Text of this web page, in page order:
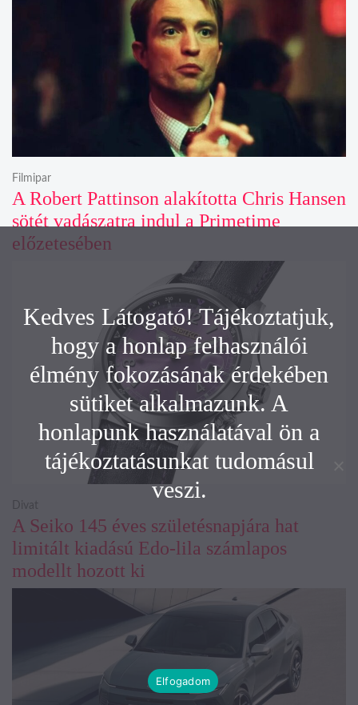
A Robert Pattinson alakította Chris Hansen
sötét vadászatra indul a Primetime
előzetesében
Filmipar
A Seiko 145 éves születésnapjára hat
limitált kiadású Edo-lila számlapos
modellt hozott ki
Divat
Kedves Látogató! Tájékoztatjuk,
hogy a honlap felhasználói
élmény fokozásának érdekében
sütiket alkalmazunk. A
honlapunk használatával ön a
tájékoztatásunkat tudomásul
veszi.
Elfogadom